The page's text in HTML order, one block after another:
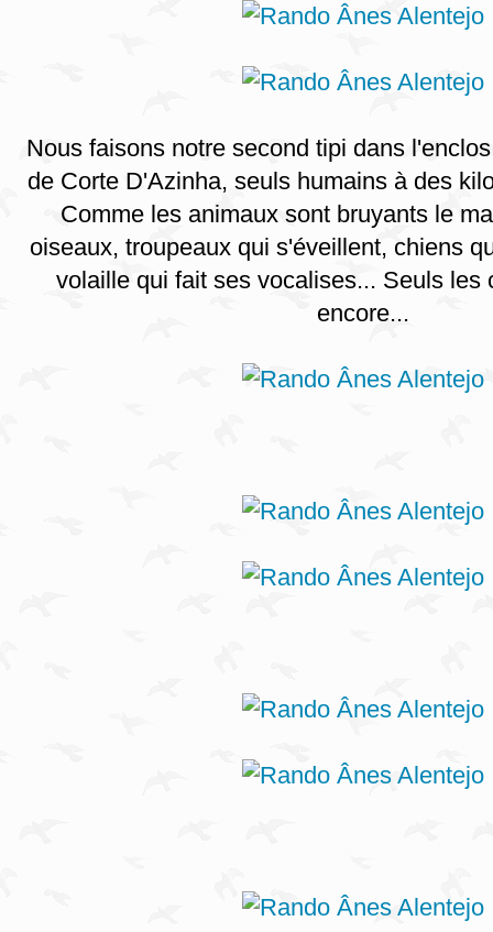
Nous faisons notre second tipi dans
de Corte D'Azinha, seuls humains à des
Comme les animaux sont bruyants le
oiseaux, troupeaux qui s'éveillent, chiens
volaille qui fait ses vocalises... Seuls les
encore...